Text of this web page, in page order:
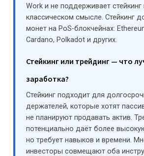
Work и не поддерживает стейкинг
классическом смысле. Стейкинг
монет на PoS-блокчейнах:
Cardano, Polkadot и других.
Стейкинг или трейдинг — что
заработка?
Стейкинг подходит для
держателей, которые хотят
не планируют продавать актив.
потенциально даёт более
но требует навыков и времени.
инвесторы совмещают оба